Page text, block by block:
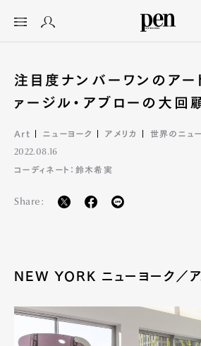
注目度ナンバーワンのアー
ァージル・アブローの大回
Art ニューヨーク アメリカ 世界のニュ
2022.08.16
コーディネート：鈴木希実
Share:
NEW YORK ニューヨーク／ア